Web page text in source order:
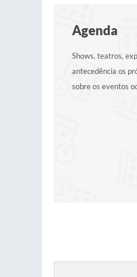
Agenda
Shows, teatros,
antecedência os
sobre os eventos